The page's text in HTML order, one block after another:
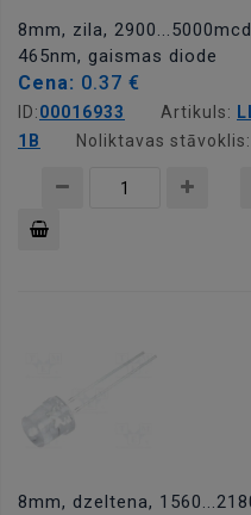
8mm, zila,
465nm, gaismas diode
Cena: 0.37 €
ID:00016933 Artikuls:
1B
Noliktavas stāvoklis:
8mm, dzeltena,